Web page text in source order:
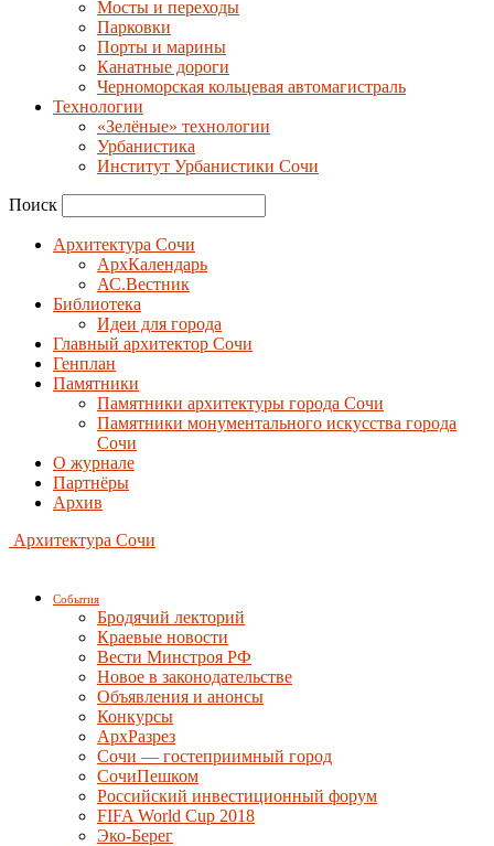
Мосты и переходы
Парковки
Порты и марины
Канатные дороги
Черноморская кольцевая автомагистраль
Технологии
«Зелёные» технологии
Урбанистика
Институт Урбанистики Сочи
Поиск
Архитектура Сочи
АрхКалендарь
АС.Вестник
Библиотека
Идеи для города
Главный архитектор Сочи
Генплан
Памятники
Памятники архитектуры города Сочи
Памятники монументального искусства города
Сочи
О журнале
Партнёры
Архив
Архитектура Сочи
События
Бродячий лекторий
Краевые новости
Вести Минстроя РФ
Новое в законодательстве
Объявления и анонсы
Конкурсы
АрхРазрез
Сочи — гостеприимный город
СочиПешком
Российский инвестиционный форум
FIFA World Cup 2018
Эко-Берег